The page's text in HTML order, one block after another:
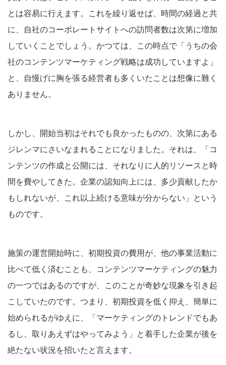
とは容易に行えます。これを繰り返せば、時間の経過と共
に、自社のコーポレートサイトへの訪問者数は次第に増加
していくことでしょう。かつては、この時点で「うちの会
社のコンテンツマーケティング戦略は成功していますよ」
と、自慢げに胸を張る経営者も多くいたことは想像に難く
ありません。
しかし、開始当初はそれでも良かったものの、次第にある
ジレンマにさいなまれることになりました。それは、「コ
ンテンツの作成と公開には、それなりに人的リソースと時
間を費やしてきた。企業の認知向上には、多少貢献したか
もしれないが、これ以上続ける意味が分からない」という
ものです。
施策の運営開始時に、初期投資の費用が、他の事業活動に
比べて低く済むことも、コンテンツマーケティングの魅力
の一つではあるのですが、このことが奇妙な現象を引き起
こしていたのです。つまり、初期投資を低く抑え、簡単に
始められるがゆえに、「マーケティングのトレンドでもあ
るし、取りあえずはやってみよう」と着手した企業が後を
絶たない状況を招いたと言えます。